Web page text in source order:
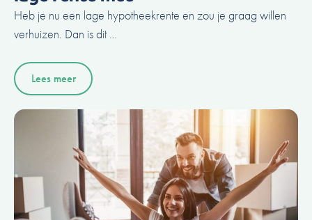
Heb je nu een lage hypotheekrente en zou je graag willen
verhuizen. Dan is dit …
Lees meer